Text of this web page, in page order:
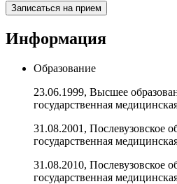
Записаться на прием
Информация
Образование
23.06.1999, Высшее
государственная
31.08.2001, Послевузовское
государственная
31.08.2010, Послевузовское
государственная